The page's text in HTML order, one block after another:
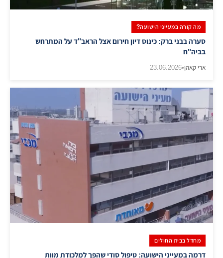
מה קורה במעייני הישועה?
סערה בבני ברק: כינוס דיון חירום אצל הראב"ד על המתרחש
בביה"ח
ארי קאהן•
23.06.2026
מחדל בבית החולים
דרמה במעייני הישועה: טיפול סודי שהפך למלכודת מוות